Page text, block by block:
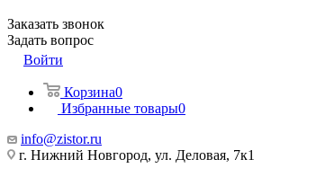
Заказать звонок
Задать вопрос
Войти
Корзина0
Избранные товары0
info@zistor.ru
г. Нижний Новгород, ул. Деловая, 7к1